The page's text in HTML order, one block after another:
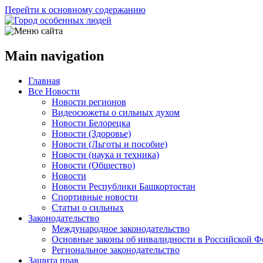
Перейти к основному содержанию
Main navigation
Главная
Все Новости
Новости регионов
Видеосюжеты о сильных духом
Новости Белорецка
Новости (Здоровье)
Новости (Льготы и пособие)
Новости (наука и техника)
Новости (Общество)
Новости
Новости Республики Башкортостан
Спортивные новости
Статьи о сильных
Законодательство
Международное законодательство
Основные законы об инвалидности в Российской
Региональное законодательство
Защита прав